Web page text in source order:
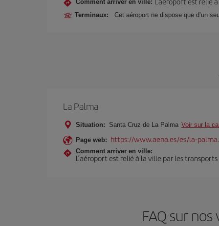
Comment arriver en ville:
Terminaux: Cet aéroport ne dispose que d’un
La Palma
Situation: Santa Cruz de La Palma Voir sur la
Page web: https://www.aena.es/es/la-
Comment arriver en ville:
L’aéroport est relié à la ville par les
FAQ sur